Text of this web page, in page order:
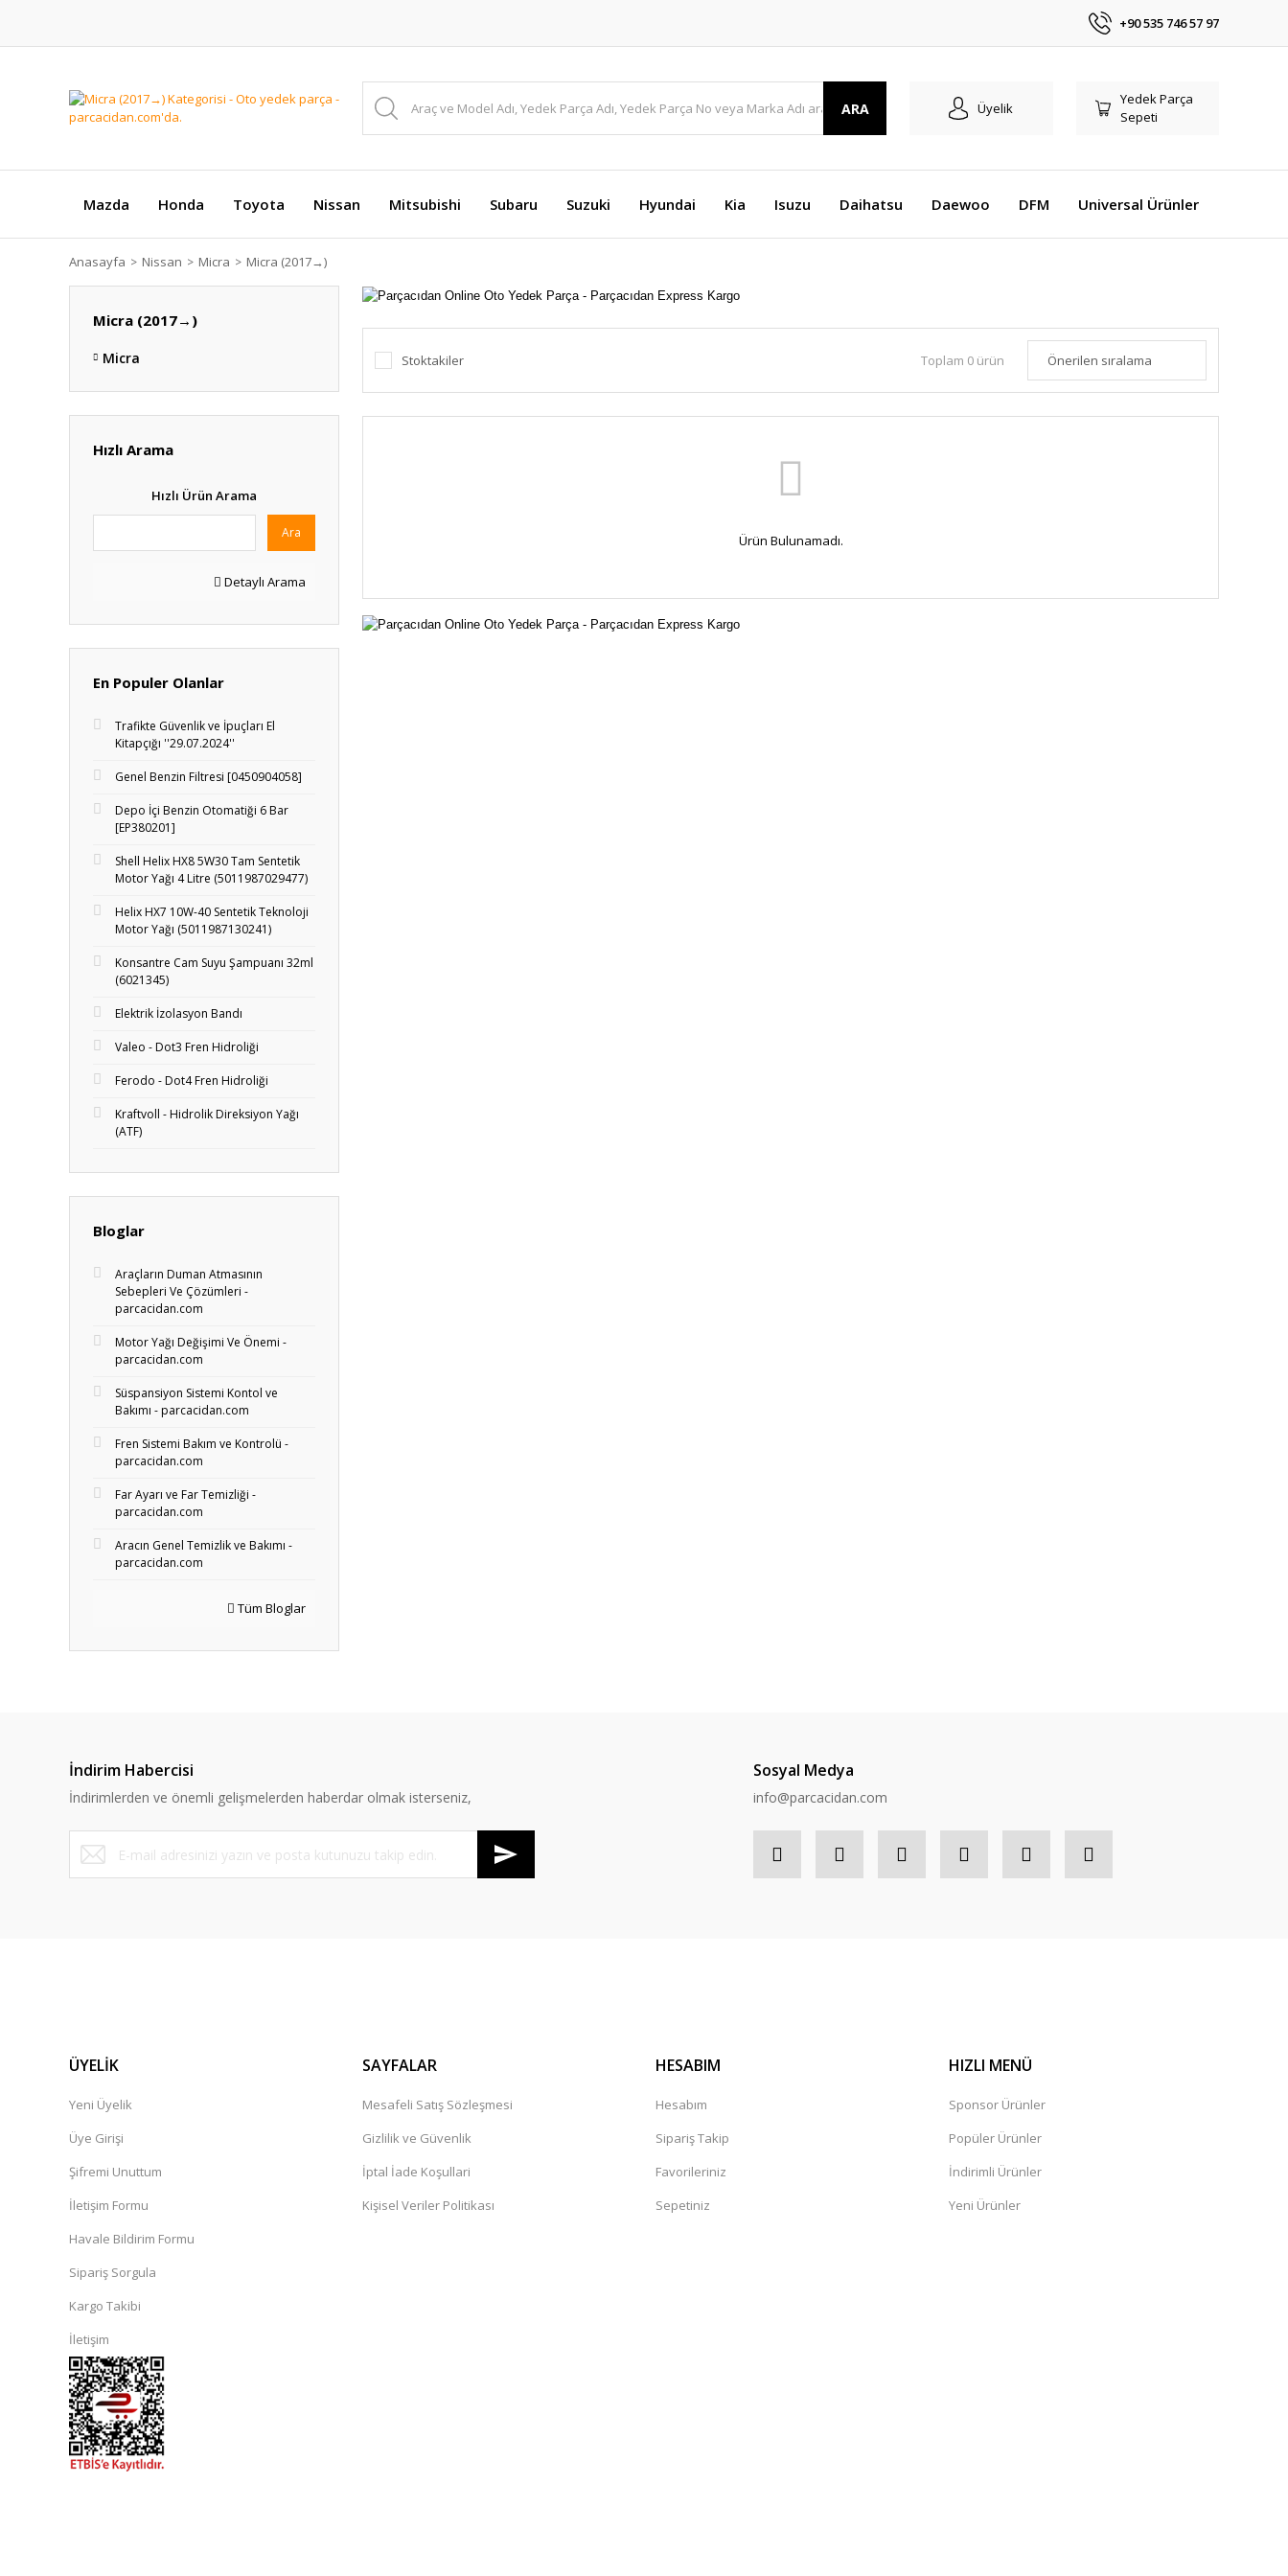
+90 535 746 57 97
ARA Üyelik
Yedek Parça
Sepeti
Mazda Honda Toyota Nissan Mitsubishi Subaru Suzuki Hyundai Kia Isuzu Daihatsu Daewoo DFM Universal Ürünler
Anasayfa Nissan Micra Micra (2017 →)
Micra (2017 →)
Micra
Hızlı Arama
Hızlı Ürün Arama
Ara
Detaylı Arama
En Populer Olanlar
Trafikte Güvenlik ve İpuçları El
Kitapçığı ''29.07.2024''
Genel Benzin Filtresi [0450904058]
Depo İçi Benzin Otomatiği 6 Bar
[EP380201]
Shell Helix HX8 5W30 Tam Sentetik
Motor Yağı 4 Litre (5011987029477)
Helix HX7 10W-40 Sentetik Teknoloji
Motor Yağı (5011987130241)
Konsantre Cam Suyu Şampuanı 32ml
(6021345)
Elektrik İzolasyon Bandı
Valeo - Dot3 Fren Hidroliği
Ferodo - Dot4 Fren Hidroliği
Kraftvoll - Hidrolik Direksiyon Yağı
(ATF)
Bloglar
Araçların Duman Atmasının
Sebepleri Ve Çözümleri -
parcacidan.com
Motor Yağı Değişimi Ve Önemi -
parcacidan.com
Süspansiyon Sistemi Kontol ve
Bakımı - parcacidan.com
Fren Sistemi Bakım ve Kontrolü -
parcacidan.com
Far Ayarı ve Far Temizliği -
parcacidan.com
Aracın Genel Temizlik ve Bakımı -
parcacidan.com
Tüm Bloglar
Stoktakiler Toplam 0 ürün
Ürün Bulunamadı.
İndirim Habercisi
İndirimlerden ve önemli gelişmelerden haberdar olmak isterseniz,
Sosyal Medya
info@parcacidan.com
ÜYELİK
Yeni Üyelik
Üye Girişi
Şifremi Unuttum
İletişim Formu
Havale Bildirim Formu
Sipariş Sorgula
Kargo Takibi
İletişim
SAYFALAR
Mesafeli Satış Sözleşmesi
Gizlilik ve Güvenlik
İptal İade Koşullari
Kişisel Veriler Politikası
HESABIM
Hesabım
Sipariş Takip
Favorileriniz
Sepetiniz
HIZLI MENÜ
Sponsor Ürünler
Popüler Ürünler
İndirimli Ürünler
Yeni Ürünler